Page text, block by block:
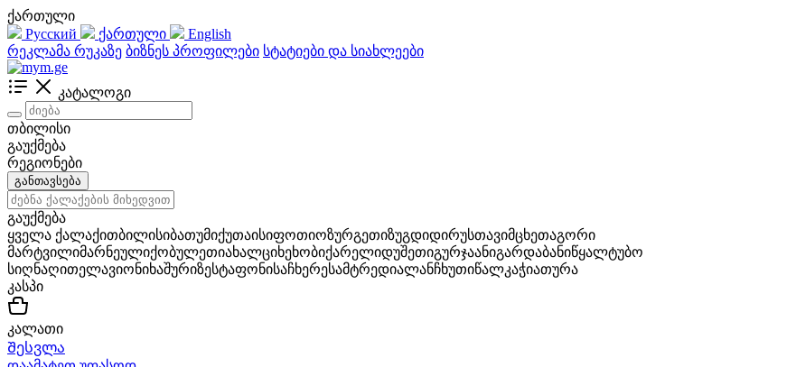
ქართული
Русский
ქართული
English
რეკლამა რუკაზე ბიზნეს პროფილები სტატიები და სიახლეები
კატალოგი
თბილისი
გაუქმება
რეგიონები
განთავსება
გაუქმება
ყველა ქალაქითბილისიბათუმიქუთაისიფოთიოზურგეთიზუგდიდირუსთავიმცხეთაგორი
მარტვილიმარნეულიქობულეთიახალციხეხობიქარელიდუშეთიგურჯაანიგარდაბანიწყალტუბო
სიღნაღითელავიონიხაშურიზესტაფონისაჩხერესამტრედიალანჩხუთიწალკაჭიათურა
კასპი
კალათი
Შესვლა